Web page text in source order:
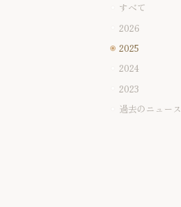
すべて
2026
2025
2024
2023
過去のニュース